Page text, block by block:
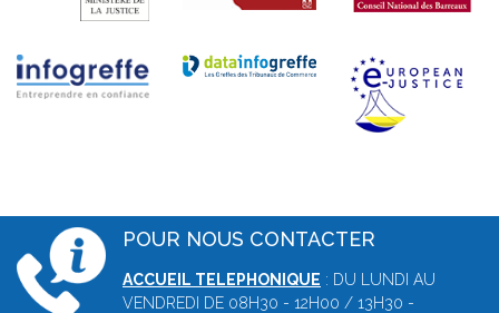
POUR NOUS CONTACTER
ACCUEIL TELEPHONIQUE : DU LUNDI AU
VENDREDI DE 08H30 - 12H00 / 13H30 -